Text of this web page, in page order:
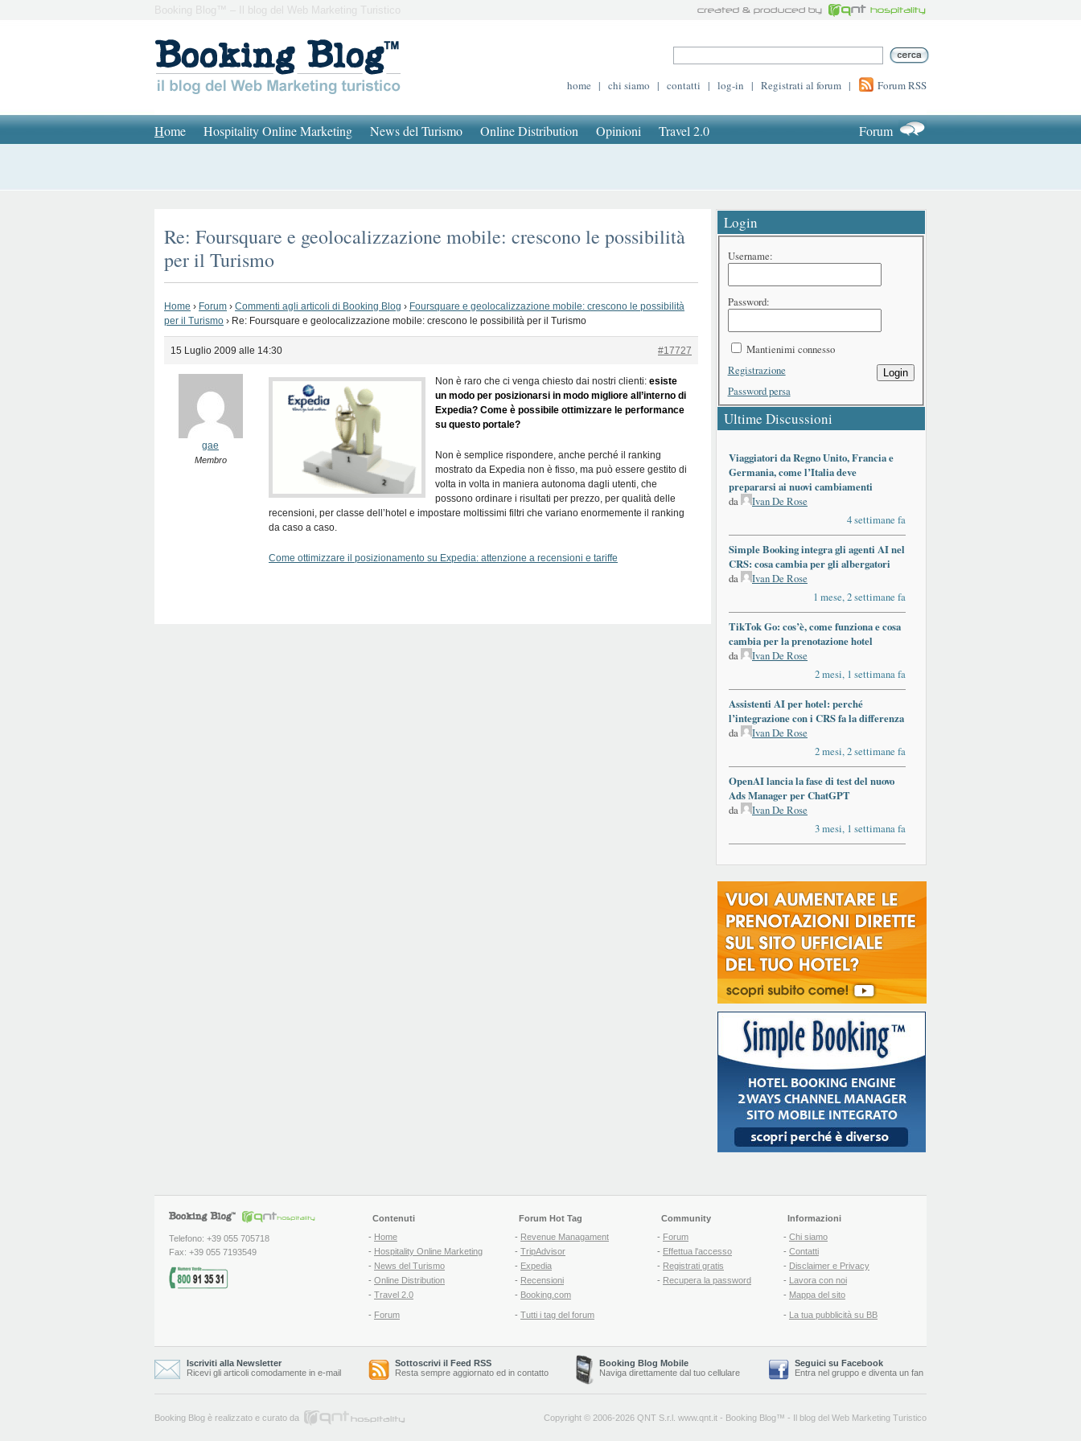
Booking Blog™ – Il blog del Web Marketing Turistico
home | chi siamo | contatti | log-in | Registrati al forum | Forum RSS
Home Hospitality Online Marketing News del Turismo Online Distribution Opinioni Travel 2.0 Forum
Re: Foursquare e geolocalizzazione mobile: crescono le possibilità
per il Turismo
Home › Forum › Commenti agli articoli di Booking Blog › Foursquare e geolocalizzazione mobile: crescono le possibilità
per il Turismo › Re: Foursquare e geolocalizzazione mobile: crescono le possibilità per il Turismo
15 Luglio 2009 alle 14:30 #17727
gae
Membro
Non è raro che ci venga chiesto dai nostri clienti: esiste
un modo per posizionarsi in modo migliore all’interno di
Expedia? Come è possibile ottimizzare le performance
su questo portale?
Non è semplice rispondere, anche perché il ranking
mostrato da Expedia non è fisso, ma può essere gestito di
volta in volta in maniera autonoma dagli utenti, che
possono ordinare i risultati per prezzo, per qualità delle
recensioni, per classe dell’hotel e impostare moltissimi filtri che variano enormemente il ranking
da caso a caso.
Come ottimizzare il posizionamento su Expedia: attenzione a recensioni e tariffe
Login
Username:
Password:
Mantienimi connesso
Login
Registrazione
Password persa
Ultime Discussioni
Viaggiatori da Regno Unito, Francia e
Germania, come l’Italia deve
prepararsi ai nuovi cambiamenti
da
Ivan De Rose
4 settimane fa
Simple Booking integra gli agenti AI nel
CRS: cosa cambia per gli albergatori
da
Ivan De Rose
1 mese, 2 settimane fa
TikTok Go: cos’è, come funziona e cosa
cambia per la prenotazione hotel
da
Ivan De Rose
2 mesi, 1 settimana fa
Assistenti AI per hotel: perché
l’integrazione con i CRS fa la differenza
da
Ivan De Rose
2 mesi, 2 settimane fa
OpenAI lancia la fase di test del nuovo
Ads Manager per ChatGPT
da
Ivan De Rose
3 mesi, 1 settimana fa
Telefono: +39 055 705718
Fax: +39 055 7193549
Contenuti
- Home
- Hospitality Online Marketing
- News del Turismo
- Online Distribution
- Travel 2.0
- Forum
Forum Hot Tag
- Revenue Managament
- TripAdvisor
- Expedia
- Recensioni
- Booking.com
- Tutti i tag del forum
Community
- Forum
- Effettua l'accesso
- Registrati gratis
- Recupera la password
Informazioni
- Chi siamo
- Contatti
- Disclaimer e Privacy
- Lavora con noi
- Mappa del sito
- La tua pubblicità su BB
Iscriviti alla Newsletter
Ricevi gli articoli comodamente in e-mail
Sottoscrivi il Feed RSS
Resta sempre aggiornato ed in contatto
Booking Blog Mobile
Naviga direttamente dal tuo cellulare
Seguici su Facebook
Entra nel gruppo e diventa un fan
Booking Blog è realizzato e curato da Copyright © 2006-2026 QNT S.r.l. www.qnt.it - Booking Blog™ - Il blog del Web Marketing Turistico